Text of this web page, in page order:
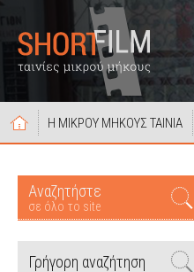
Η ΜΙΚΡΟΥ ΜΗΚΟΥΣ ΤΑΙΝΙΑ
Αναζητήστε
σε όλο το site
Γρήγορη αναζήτηση